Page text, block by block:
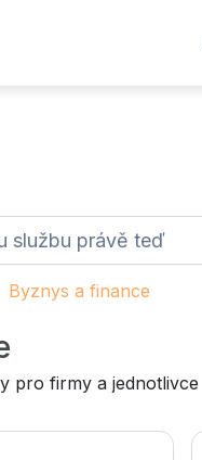
Byznys a finance
pro firmy a jednotlivce